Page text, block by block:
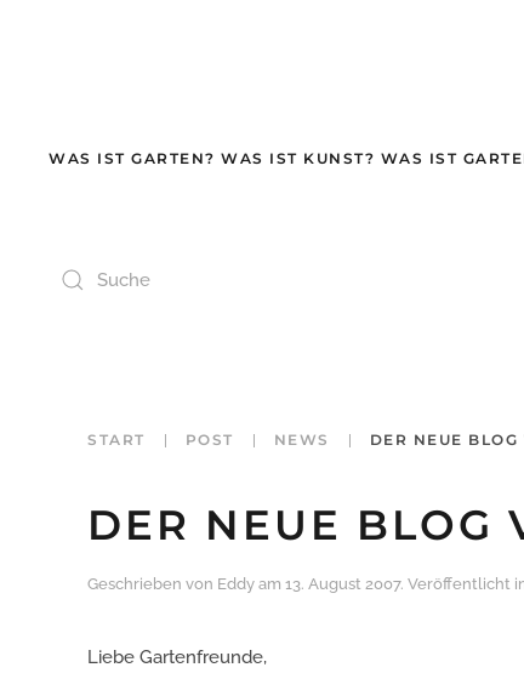
WAS IST GARTEN? WAS IST KUNST? WAS IST
START POST NEWS DER NEUE
DER NEUE BLOG
Geschrieben von Eddy am 13. August 2007. Veröffentlicht
Liebe Gartenfreunde,